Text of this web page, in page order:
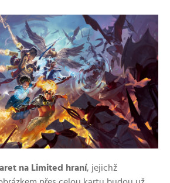
na Limited hraní, jejichž